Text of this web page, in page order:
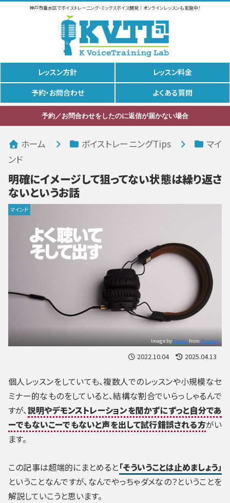
神戸市垂水区でボイストレーニング・ミックスボイス開発｜オンラインレッスンも実施中！
レッスン方針
レッスン料金
予約・お問合わせ
よくある質問
予約／お問合わせをしたのに返信が届かない場合
ホーム ボイストレーニングTips
マイ
ンド
明確にイメージして狙ってない状態は繰り返さ
ないというお話
マインド
Image byPexelsfromPixabay
2022.10.04 2025.04.13
個人レッスンをしていても、複数人でのレッスンや小規模なセ
ミナー的なものをしていると、結構な割合でいらっしゃるんで
すが、説明やデモンストレーションを聞かずにずっと自分であ
ーでもないこーでもないと声を出して試行錯誤される方がい
ます。
この記事は超端的にまとめると「そういうことは止めましょう」
ということなんですが、なんでやっちゃダメなの？ということを
解説していこうと思います。